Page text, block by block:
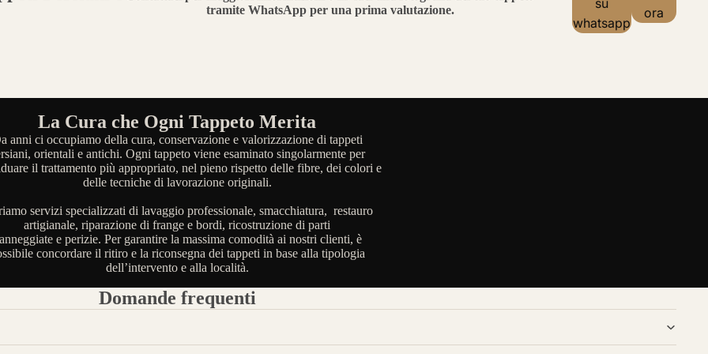
tramite WhatsApp per una prima valutazione.
whatsapp
ora
La Cura che Ogni Tappeto Merita
anni ci occupiamo della cura, conservazione e valorizzazione di tappeti
orientali e antichi. Ogni tappeto viene esaminato singolarmente per
il trattamento più appropriato, nel pieno rispetto delle fibre, dei colori e
delle tecniche di lavorazione originali.
servizi specializzati di lavaggio professionale, smacchiatura, restauro
artigianale, riparazione di frange e bordi, ricostruzione di parti
e perizie. Per garantire la massima comodità ai nostri clienti, è
concordare il ritiro e la riconsegna dei tappeti in base alla tipologia
dell’intervento e alla località.
Domande frequenti